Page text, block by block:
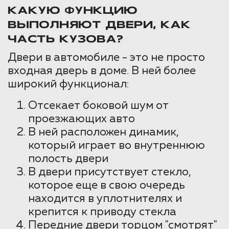
КАКУЮ ФУНКЦИЮ
ВЫПОЛНЯЮТ ДВЕРИ, КАК
ЧАСТЬ КУЗОВА?
Двери в автомобиле - это не просто
входная дверь в доме. В ней более
широкий функционал:
Отсекает боковой шум от
проезжающих авто
В ней расположен динамик,
который играет во внутреннюю
полость двери
В двери присутствует стекло,
которое еще в свою очередь
находится в уплотнителях и
крепится к приводу стекла
Передние двери торцом "смотрят"